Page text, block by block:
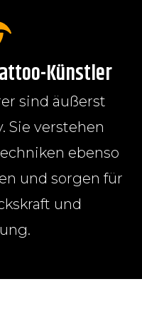
Künstler
sind äußerst
Sie verstehen
ebenso
und sorgen für
und